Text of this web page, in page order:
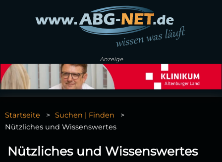
Anzeige
Startseite
Suchen | Finden
Nützliches und Wissenswertes
Nützliches und Wissenswertes